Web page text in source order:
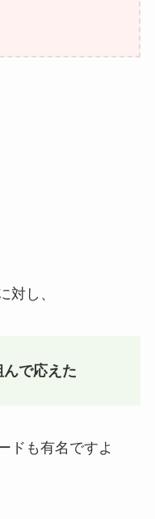
対し、
で応えた
ドも有名ですよ